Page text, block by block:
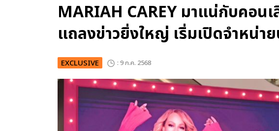
MARIAH CAREY มาแน่กับคอนเ
แถลงข่าวยิ่งใหญ่ เริ่มเปิดจำหน่า
EXCLUSIVE : 9 ก.ค. 2568